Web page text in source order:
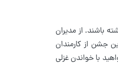
باشند. از مدیران
جشن از کارمندان
با خواندن غزلی